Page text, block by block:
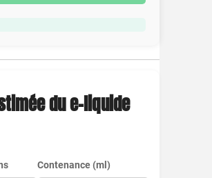
du e-liquide
Contenance (ml)